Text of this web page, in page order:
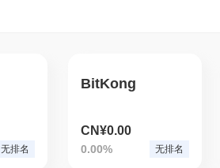
无排名
BitKong
CN¥0.00
0.00% 无排名